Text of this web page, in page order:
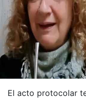
El acto protocolar